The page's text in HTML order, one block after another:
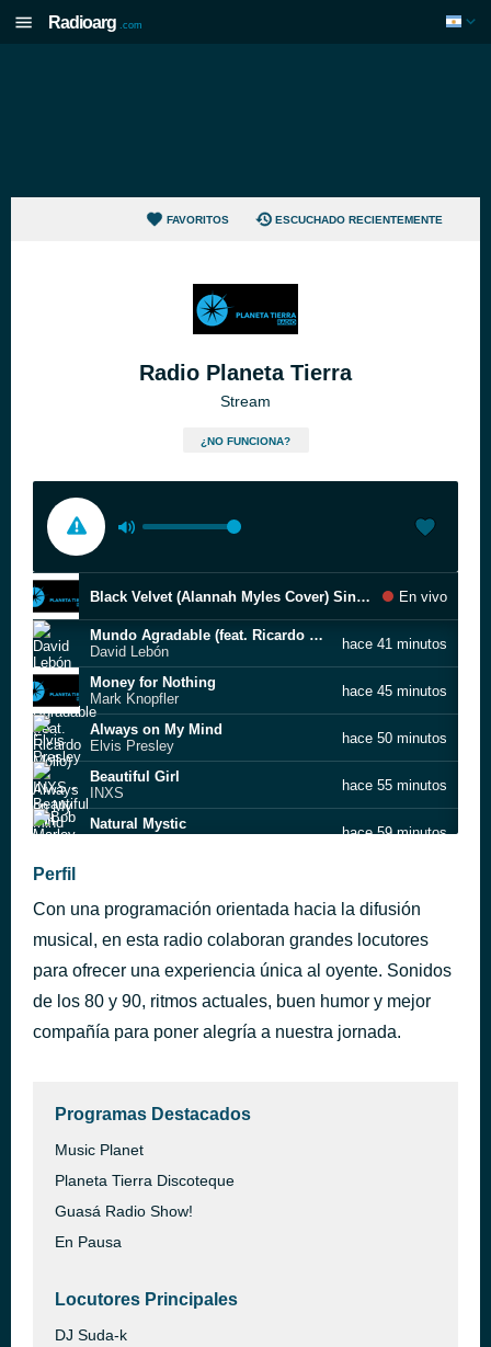
Radioarg .com
FAVORITOS ESCUCHADO RECIENTEMENTE
Radio Planeta Tierra
Stream
¿NO FUNCIONA?
Black Velvet (Alannah Myles Cover) Sina feat. Victoria K and Andrei Cerbu En vivo
Mundo Agradable (feat. Ricardo Mollo)
David Lebón
hace 41 minutos
Money for Nothing
Mark Knopfler
hace 45 minutos
Always on My Mind
Elvis Presley
hace 50 minutos
Beautiful Girl
INXS
hace 55 minutos
Natural Mystic
hace 59 minutos
Flesh For Fantasy
Billy Idol
Beat It
Michael Jackson
hace 2 horas
Crímenes perfectos
Andrés Calamaro
Perfil
Con una programación orientada hacia la difusión
musical, en esta radio colaboran grandes locutores
para ofrecer una experiencia única al oyente. Sonidos
de los 80 y 90, ritmos actuales, buen humor y mejor
compañía para poner alegría a nuestra jornada.
Programas Destacados
Music Planet
Planeta Tierra Discoteque
Guasá Radio Show!
En Pausa
Locutores Principales
DJ Suda-k